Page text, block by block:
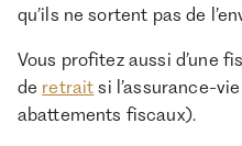
qu’ils ne sortent pas de
Vous profitez aussi d’une
de retrait si l’assurance-
abattements fiscaux).